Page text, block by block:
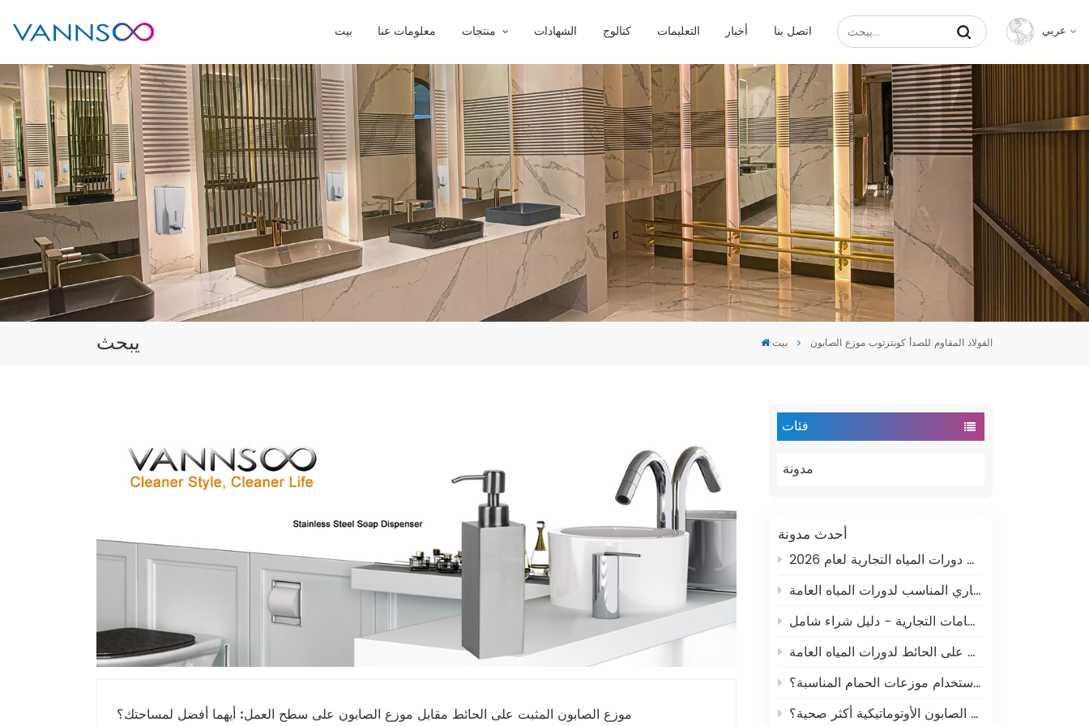
بيت معلومات عنا الشهادات كتالوج التعليمات أخبار اتصل بنا عربي
Français
Español
عربي
يبحث بيت الفولاذ المقاوم للصدأ كونترتوب موزع الصابون
فئات
مدونة
أحدث مدونة
كيفية اختيار موزع الورق التجاري المناسب لدورات المياه العامة
كيفية اختيار موزعات ورق الحمامات التجارية - دليل شراء شامل
كيفية اختيار موزع صابون تجاري مثبت على الحائط لدورات المياه العامة
كيف يمكن للشركات توفير المال باستخدام موزعات الحمام المناسبة؟
هل موزعات الصابون الأوتوماتيكية أكثر صحية؟
موزع الصابون المثبت على الحائط مقابل موزع الصابون على سطح العمل: أيهما أفضل لمساحتك؟